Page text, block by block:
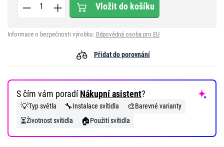
Vložit do košíku
Informace o bezpečnosti výrobku: Odpovědná osoba pro EU
Přidat do porovnání
S čím vám poradíNákupní asistent?
💡Typ světla 🔧Instalace svítidla 🎨Barevné varianty
⏳Životnost svítidla 🏠Použití svítidla